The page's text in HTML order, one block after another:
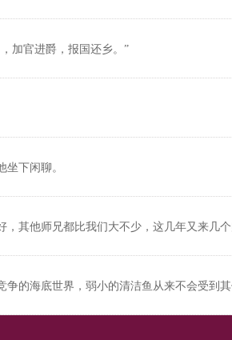
加官进爵，报国还乡。”
下闲聊。
其他师兄都比我们大不少，这几年又来几
的海底世界，弱小的清洁鱼从来不会受到